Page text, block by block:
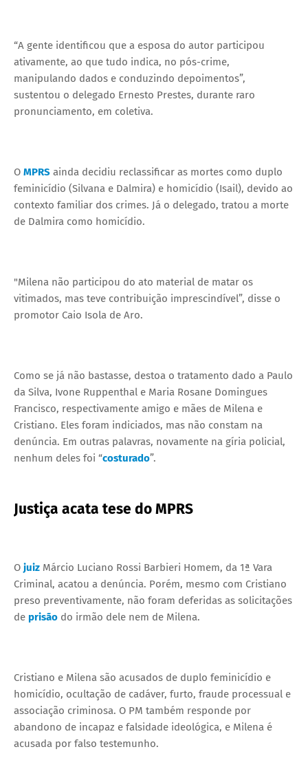
“A gente identificou que a esposa do autor participou
ativamente, ao que tudo indica, no pós-crime,
manipulando dados e conduzindo depoimentos”,
sustentou o delegado Ernesto Prestes, durante raro
pronunciamento, em coletiva.
O MPRS ainda decidiu reclassificar as mortes como duplo
feminicídio (Silvana e Dalmira) e homicídio (Isail), devido ao
contexto familiar dos crimes. Já o delegado, tratou a morte
de Dalmira como homicídio.
"Milena não participou do ato material de matar os
vitimados, mas teve contribuição imprescindível”, disse o
promotor Caio Isola de Aro.
Como se já não bastasse, destoa o tratamento dado a Paulo
da Silva, Ivone Ruppenthal e Maria Rosane Domingues
Francisco, respectivamente amigo e mães de Milena e
Cristiano. Eles foram indiciados, mas não constam na
denúncia. Em outras palavras, novamente na gíria policial,
nenhum deles foi “costurado”.
Justiça acata tese do MPRS
O juiz Márcio Luciano Rossi Barbieri Homem, da 1ª Vara
Criminal, acatou a denúncia. Porém, mesmo com Cristiano
preso preventivamente, não foram deferidas as solicitações
de prisão do irmão dele nem de Milena.
Cristiano e Milena são acusados de duplo feminicídio e
homicídio, ocultação de cadáver, furto, fraude processual e
associação criminosa. O PM também responde por
abandono de incapaz e falsidade ideológica, e Milena é
acusada por falso testemunho.